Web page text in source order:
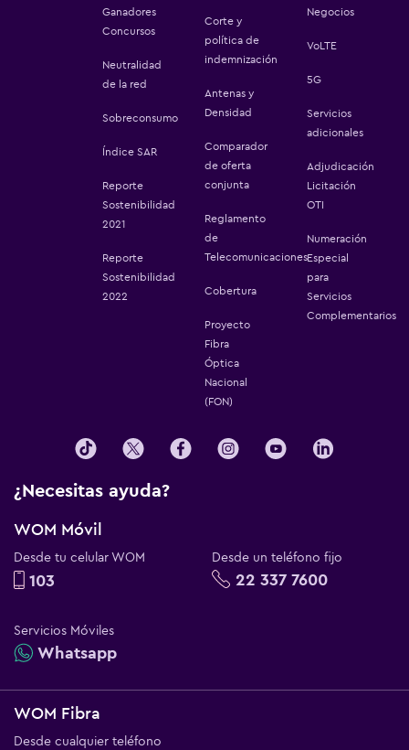
Ganadores
Concursos
Neutralidad
de la red
Sobreconsumo
Índice SAR
Reporte
Sostenibilidad
2021
Reporte
Sostenibilidad
2022
Corte y
política de
indemnización
Antenas y
Densidad
Comparador
de oferta
conjunta
Reglamento
de
Telecomunicaciones
Cobertura
Proyecto
Fibra
Óptica
Nacional
(FON)
Negocios
VoLTE
5G
Servicios
adicionales
Adjudicación
Licitación
OTI
Numeración
Especial
para
Servicios
Complementarios
¿Necesitas ayuda?
WOM Móvil
Desde tu celular WOM
103
Desde un teléfono fijo
22 337 7600
Servicios Móviles
Whatsapp
WOM Fibra
Desde cualquier teléfono